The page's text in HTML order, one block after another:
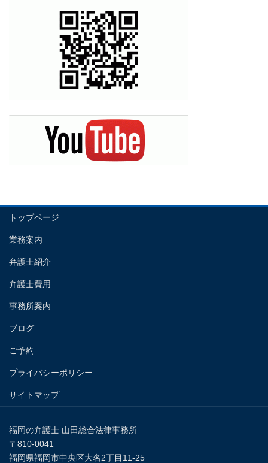
トップページ
業務案内
弁護士紹介
弁護士費用
事務所案内
ブログ
ご予約
プライバシーポリシー
サイトマップ
福岡の弁護士 山田総合法律事務所
〒810-0041
福岡県福岡市中央区大名2丁目11-25